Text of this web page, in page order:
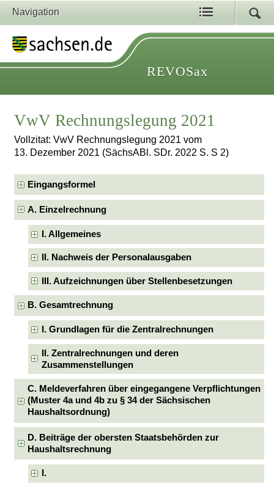
Navigation
REVOSax
VwV Rechnungslegung 2021
Vollzitat: VwV Rechnungslegung 2021 vom
13. Dezember 2021 (SächsABl. SDr. 2022 S. S 2)
Eingangsformel
A. Einzelrechnung
I. Allgemeines
II. Nachweis der Personalausgaben
III. Aufzeichnungen über Stellenbesetzungen
B. Gesamtrechnung
I. Grundlagen für die Zentralrechnungen
II. Zentralrechnungen und deren
Zusammenstellungen
C. Meldeverfahren über eingegangene Verpflichtungen
(Muster 4a und 4b zu § 34 der Sächsischen
Haushaltsordnung)
D. Beiträge der obersten Staatsbehörden zur
Haushaltsrechnung
I.